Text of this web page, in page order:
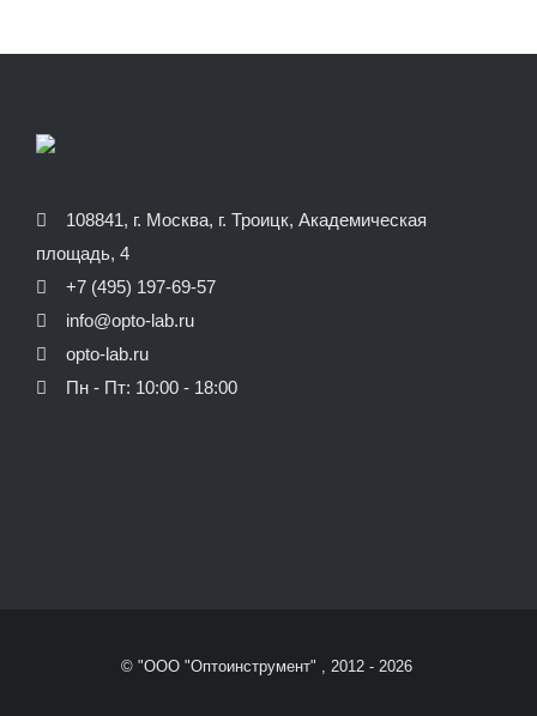
108841, г. Москва, г. Троицк, Академическая
площадь, 4
+7 (495) 197-69-57
info@opto-lab.ru
opto-lab.ru
Пн - Пт: 10:00 - 18:00
© "ООО "Оптоинструмент" , 2012 - 2026